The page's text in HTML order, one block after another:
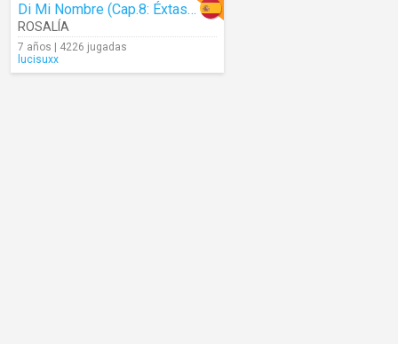
Di Mi Nombre (Cap.8: Éxtasis)
ROSALÍA
7 años | 4226 jugadas
lucisuxx